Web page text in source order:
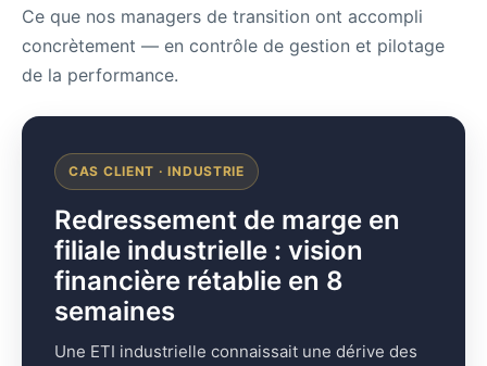
Ce que nos managers de transition ont accompli
concrètement — en contrôle de gestion et pilotage
de la performance.
CAS CLIENT · INDUSTRIE
Redressement de marge en
filiale industrielle : vision
financière rétablie en 8
semaines
Une ETI industrielle connaissait une dérive des